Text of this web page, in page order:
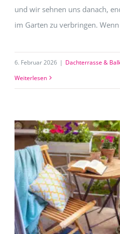
und wir sehnen uns danach,
im Garten zu verbringen.
6. Februar 2026 | Dachterrasse &
Weiterlesen